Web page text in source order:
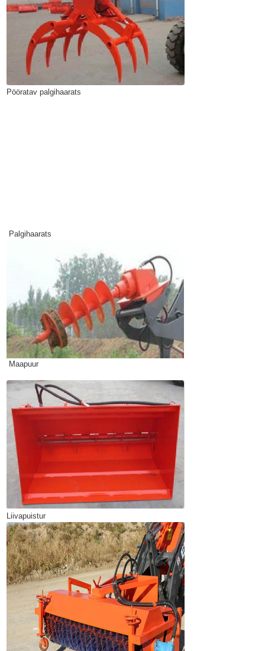
Pööratav palgihaarats
Palgihaarats
Maapuur
Liivapuistur